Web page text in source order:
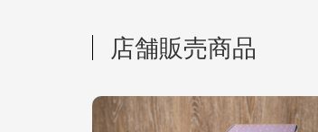
店舗販売商品